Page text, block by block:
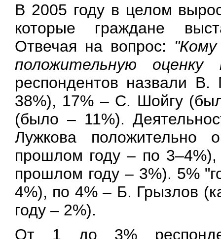
В 2005 году в целом
которые граждане
Отвечая на вопрос:
положительную
респондентов назвали
38%), 17% – С. Шойгу
(было – 11%).
Лужкова
прошлом году – по
прошлом году – 3%). 5%
4%), по 4% – Б. Грызлов
году – 2%).
От 1 до 3%